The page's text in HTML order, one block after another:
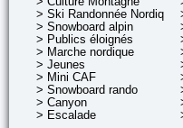
> Ski Randonnée Nordique
> Snowboard alpin
> Publics éloignés
> Marche nordique
> Jeunes
> Mini CAF
> Snowboard rando
> Canyon
> Escalade